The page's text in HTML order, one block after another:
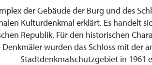
der Gebäude der Burg und des
Kulturdenkmal erklärt. Es handelt
Republik. Für den historischen
Denkmäler wurden das Schloss mit der
Stadtdenkmalschutzgebiet in 1961